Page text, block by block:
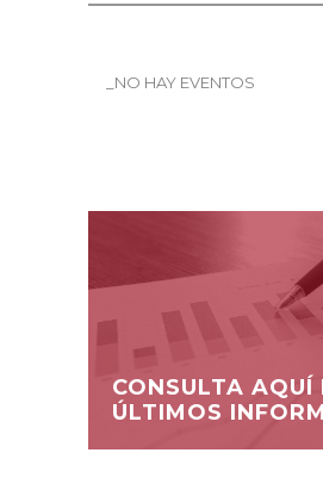
_NO HAY EVENTOS
CONSULTA AQUÍ
ÚLTIMOS